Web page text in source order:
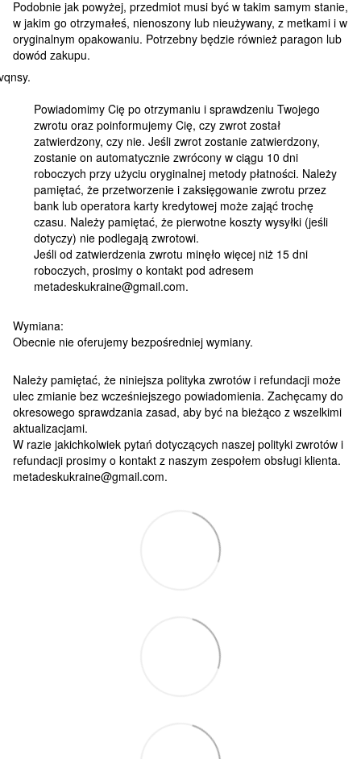
Podobnie jak powyżej, przedmiot musi być w takim samym stanie,
w jakim go otrzymałeś, nienoszony lub nieużywany, z metkami i w
oryginalnym opakowaniu. Potrzebny będzie również paragon lub
dowód zakupu.
Powiadomimy Cię po otrzymaniu i sprawdzeniu Twojego
zwrotu oraz poinformujemy Cię, czy zwrot został
zatwierdzony, czy nie. Jeśli zwrot zostanie zatwierdzony,
zostanie on automatycznie zwrócony w ciągu 10 dni
roboczych przy użyciu oryginalnej metody płatności. Należy
pamiętać, że przetworzenie i zaksięgowanie zwrotu przez
bank lub operatora karty kredytowej może zająć trochę
czasu. Należy pamiętać, że pierwotne koszty wysyłki (jeśli
dotyczy) nie podlegają zwrotowi.
Jeśli od zatwierdzenia zwrotu minęło więcej niż 15 dni
roboczych, prosimy o kontakt pod adresem
metadeskukraine@gmail.com.
Wymiana:
Obecnie nie oferujemy bezpośredniej wymiany.
Należy pamiętać, że niniejsza polityka zwrotów i refundacji może
ulec zmianie bez wcześniejszego powiadomienia. Zachęcamy do
okresowego sprawdzania zasad, aby być na bieżąco z wszelkimi
aktualizacjami.
W razie jakichkolwiek pytań dotyczących naszej polityki zwrotów i
refundacji prosimy o kontakt z naszym zespołem obsługi klienta.
metadeskukraine@gmail.com.